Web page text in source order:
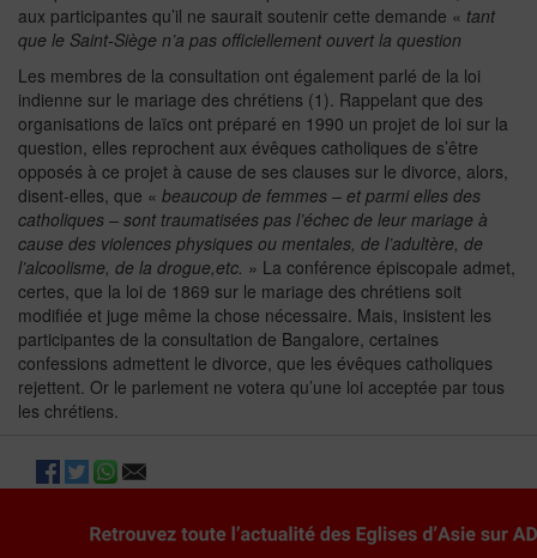
aux participantes qu’il ne saurait soutenir cette demande « tant
que le Saint-Siège n’a pas officiellement ouvert la question
Les membres de la consultation ont également parlé de la loi
indienne sur le mariage des chrétiens (1). Rappelant que des
organisations de laïcs ont préparé en 1990 un projet de loi sur la
question, elles reprochent aux évêques catholiques de s’être
opposés à ce projet à cause de ses clauses sur le divorce, alors,
disent-elles, que « beaucoup de femmes – et parmi elles des
catholiques – sont traumatisées pas l’échec de leur mariage à
cause des violences physiques ou mentales, de l’adultère, de
l’alcoolisme, de la drogue,etc. » La conférence épiscopale admet,
certes, que la loi de 1869 sur le mariage des chrétiens soit
modifiée et juge même la chose nécessaire. Mais, insistent les
participantes de la consultation de Bangalore, certaines
confessions admettent le divorce, que les évêques catholiques
rejettent. Or le parlement ne votera qu’une loi acceptée par tous
les chrétiens.